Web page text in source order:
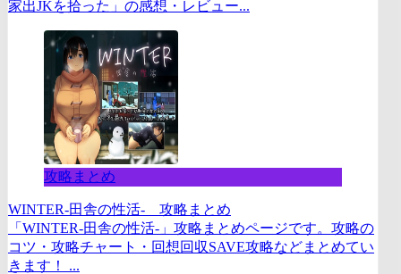
家出JKを拾った」の感想・レビュー...
攻略まとめ
WINTER-田舎の性活- 攻略まとめ
「WINTER-田舎の性活-」攻略まとめページです。攻略の
コツ・攻略チャート・回想回収SAVE攻略などまとめてい
きます！ ...